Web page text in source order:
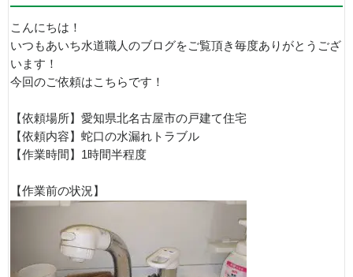
こんにちは！
いつもあいち水道職人のブログをご覧頂き毎度ありがとうござ
います！
今回のご依頼はこちらです！
【依頼場所】愛知県北名古屋市の戸建て住宅
【依頼内容】蛇口の水漏れトラブル
【作業時間】1時間半程度
【作業前の状況】